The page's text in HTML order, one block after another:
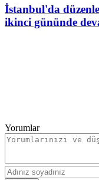
İstanbul'da
ikinci gününde
Yorumlar